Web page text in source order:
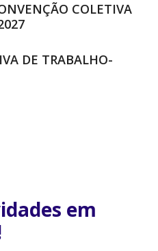
COLETIVA
DE TRABALHO-
em